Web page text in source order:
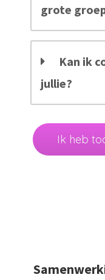
grote
Kan ik
jullie?
Ik heb